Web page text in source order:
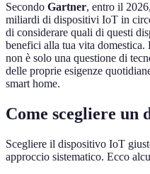
Secondo Gartner, entro il
miliardi di dispositivi IoT in
di considerare quali di questi
benefici alla tua vita
non è solo una questione di
delle proprie esigenze
smart home.
Come scegliere un
Scegliere il dispositivo IoT
approccio sistematico. Ecco